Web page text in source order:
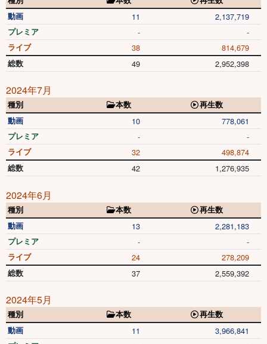
動画
11 2,137,719
プレミア - -
ライブ 38 814,679
総数 49 2,952,398
2024年7月
種別 本数
再生数
動画
10 778,061
プレミア - -
ライブ 32 498,874
総数 42 1,276,935
2024年6月
種別 本数
再生数
動画
13 2,281,183
プレミア - -
ライブ 24 278,209
総数 37 2,559,392
2024年5月
種別 本数
再生数
動画
11 3,966,841